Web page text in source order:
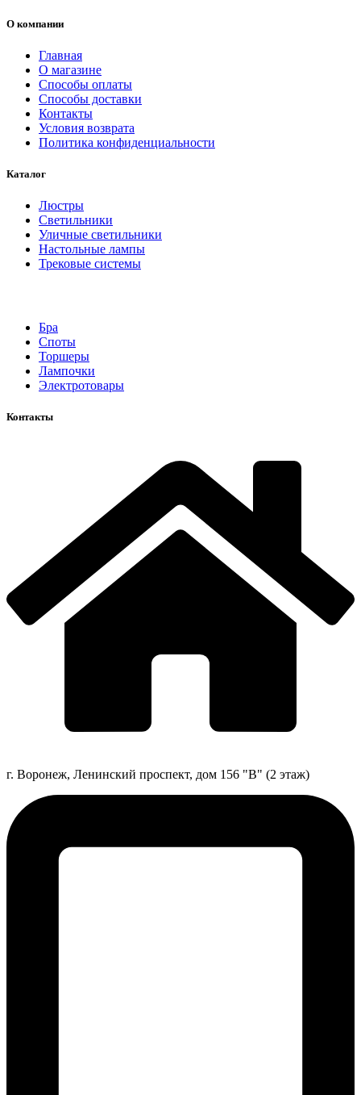
О компании
Главная
О магазине
Способы оплаты
Способы доставки
Контакты
Условия возврата
Политика конфиденциальности
Каталог
Люстры
Светильники
Уличные светильники
Настольные лампы
Трековые системы
Бра
Споты
Торшеры
Лампочки
Электротовары
Контакты
г. Воронеж, Ленинский проспект, дом 156 "В" (2 этаж)